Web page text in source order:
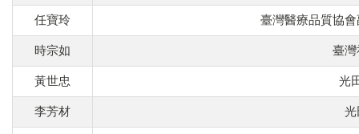
任寶玲 臺灣醫療品質協
時宗如 臺灣
黃世忠 光
李芳材 光